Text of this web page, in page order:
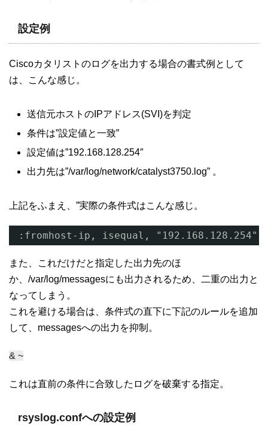
設定例
Ciscoカタリストのログを出力する場合の書式例として
は、こんな感じ。
送信元ホストのIPアドレス(SVI)を判定
条件は”設定値と一致”
設定値は”192.168.128.254″
出力先は”/var/log/network/catalyst3750.log” 。
上記をふまえ、”実際の条件式はこんな感じ。
:fromhost-ip, isequal,
また、これだけだと指定した出力先のほ
か、/var/log/messagesにも出力されるため、二重の出力と
なってしまう。
これを避ける場合は、条件式の直下に下記のルールを追加
して、messagesへの出力を抑制。
& ~
これは直前の条件に合致したログを破棄する指定。
rsyslog.confへの設定例